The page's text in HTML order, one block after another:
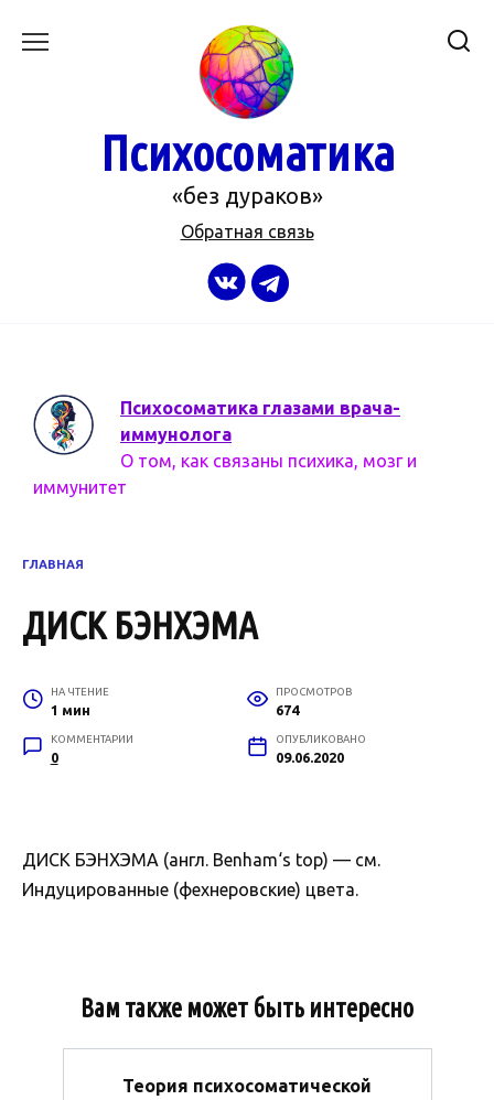
Психосоматика
«без дураков»
Обратная связь
Психосоматика глазами врача-
иммунолога
О том, как связаны психика, мозг и
иммунитет
ГЛАВНАЯ
ДИСК БЭНХЭМА
НА ЧТЕНИЕ
1 мин
ПРОСМОТРОВ
674
КОММЕНТАРИИ
0
ОПУБЛИКОВАНО
09.06.2020
ДИСК БЭНХЭМА (англ. Benham‘s top) — см.
Индуцированные (фехнеровские) цвета.
Вам также может быть интересно
Теория психосоматической